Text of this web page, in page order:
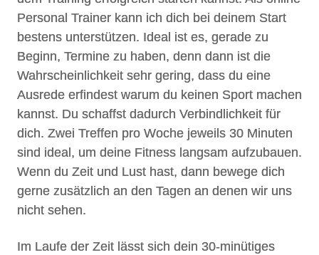
Personal Trainer kann ich dich bei deinem Start
bestens unterstützen. Ideal ist es, gerade zu
Beginn, Termine zu haben, denn dann ist die
Wahrscheinlichkeit sehr gering, dass du eine
Ausrede erfindest warum du keinen Sport machen
kannst. Du schaffst dadurch Verbindlichkeit für
dich. Zwei Treffen pro Woche jeweils 30 Minuten
sind ideal, um deine Fitness langsam aufzubauen.
Wenn du Zeit und Lust hast, dann bewege dich
gerne zusätzlich an den Tagen an denen wir uns
nicht sehen.
Im Laufe der Zeit lässt sich dein 30-minütiges